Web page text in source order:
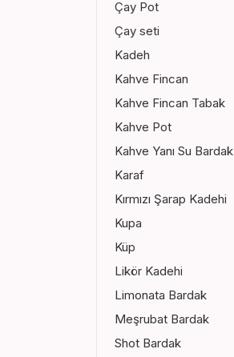
Çay Pot
Çay seti
Kadeh
Kahve Fincan
Kahve Fincan Tabak
Kahve Pot
Kahve Yanı Su Bardak
Karaf
Kırmızı Şarap Kadehi
Kupa
Küp
Likör Kadehi
Limonata Bardak
Meşrubat Bardak
Shot Bardak